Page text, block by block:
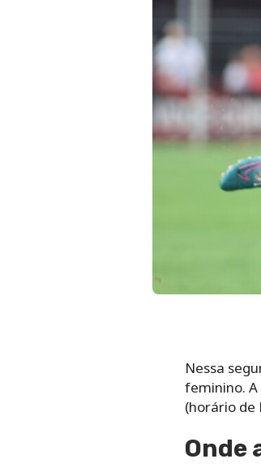
Nessa
feminino.
(horário de
Onde